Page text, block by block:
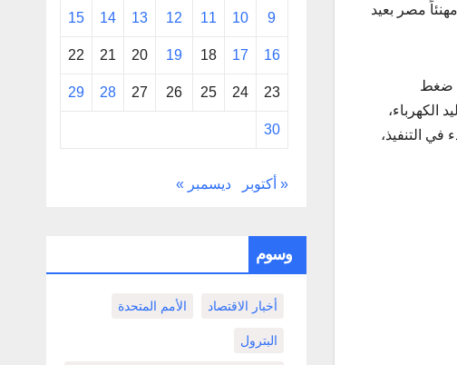
مصر بعيد
ضغط
الكهرباء،
في التنفيذ،
9
10
11
12
13
14
15
16
17
18
19
20
21
22
23
24
25
26
27
28
29
30
« أكتوبر ديسمبر »
وسوم
أخبار الاقتصاد الأمم المتحدة
البترول